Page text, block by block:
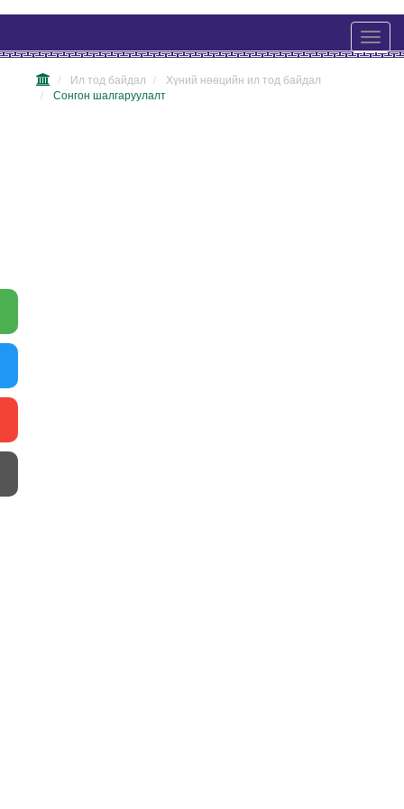
Ил тод байдал
Хүний нөөцийн ил тод байдал
Сонгон шалгаруулалт